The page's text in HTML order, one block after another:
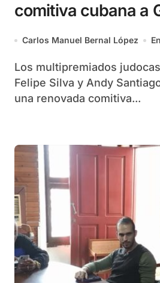
comitiva cubana a
de París
Carlos Manuel Bernal López
Los multipremiados judocas matanceros Iván
Felipe Silva y Andy
una renovada comitiva...